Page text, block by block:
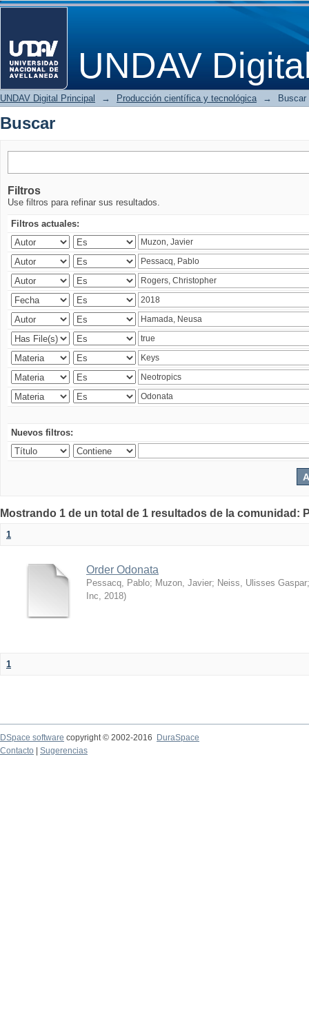
UNDAV
Buscar
UNDAV Digital Principal → Producción científica y tecnológica → Buscar
Buscar
Filtros
Use filtros para refinar sus resultados.
Filtros actuales:
Nuevos filtros:
Mostrando 1 de un total de 1 resultados de la
1
Order Odonata
Pessacq, Pablo; Muzon, Javier; Neiss, Ulisses Gaspar
Inc, 2018)
1
DSpace software copyright © 2002-2016
DuraSpace
Contacto
Sugerencias